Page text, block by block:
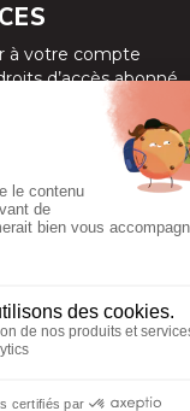
à votre compte
d’accès abonné
les magazines
aux newsletters
annonceur
à l’extranet annonceur
contacter